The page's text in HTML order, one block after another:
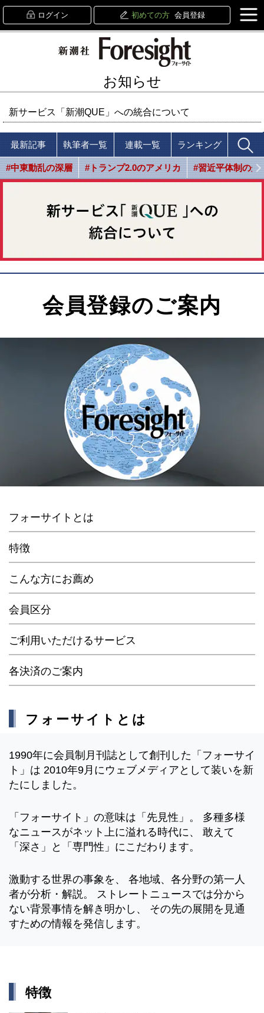
ログイン 初めての方 会員登録
お知らせ
新サービス「新潮QUE」への統合について
最新記事 執筆者一覧 連載一覧 ランキング
#中東動乱の深層 #トランプ2.0のアメリカ #習近平体制の光
会員登録のご案内
フォーサイトとは
特徴
こんな方にお薦め
会員区分
ご利用いただけるサービス
各決済のご案内
フォーサイトとは
1990年に会員制月刊誌として創刊した「フォーサイ
ト」は 2010年9月にウェブメディアとして装いを新
たにしました。
「フォーサイト」の意味は「先見性」。 多種多様
なニュースがネット上に溢れる時代に、 敢えて
「深さ」と「専門性」にこだわります。
激動する世界の事象を、 各地域、各分野の第一人
者が分析・解説。 ストレートニュースでは分から
ない背景事情を解き明かし、 その先の展開を見通
すための情報を発信します。
特徴